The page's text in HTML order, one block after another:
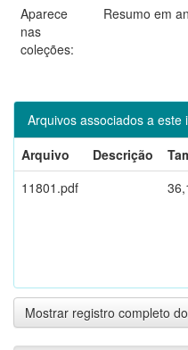
Aparece
nas
coleções:
Resumo em
Arquivos associados a este
Arquivo
Descrição
11801.pdf
Mostrar registro completo